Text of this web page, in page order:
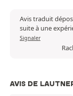
Avis traduit
suite à une
Signaler
AVIS DE